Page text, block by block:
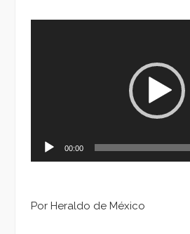
00:00
Por Heraldo de México